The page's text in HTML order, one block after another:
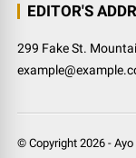
EDITOR'S
299 Fake St.
© Copyright2026 -